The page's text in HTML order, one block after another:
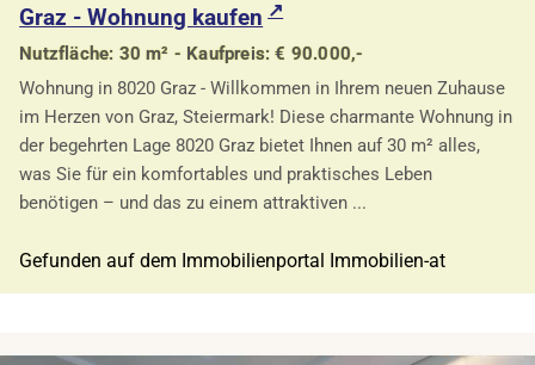
Graz - Wohnung kaufen
Nutzfläche: 30 m² - Kaufpreis: € 90.000,-
Wohnung in 8020 Graz - Willkommen in Ihrem neuen Zuhause
im Herzen von Graz, Steiermark! Diese charmante Wohnung in
der begehrten Lage 8020 Graz bietet Ihnen auf 30 m² alles,
was Sie für ein komfortables und praktisches Leben
benötigen – und das zu einem attraktiven ...
Gefunden auf dem Immobilienportal Immobilien-at